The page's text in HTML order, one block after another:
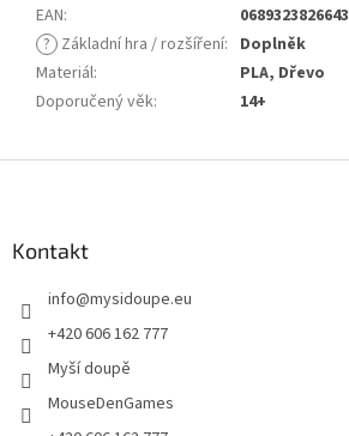
EAN:
0689323826643
? Základní hra / rozšíření: Doplněk
Materiál:
PLA, Dřevo
Doporučený věk: 14+
Kontakt
info@mysidoupe.eu
+420 606 162 777
Myší doupě
MouseDenGames